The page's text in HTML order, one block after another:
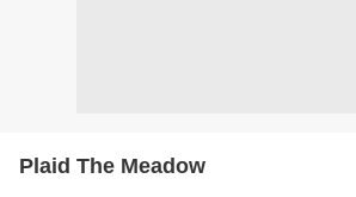
Plaid The Meadow